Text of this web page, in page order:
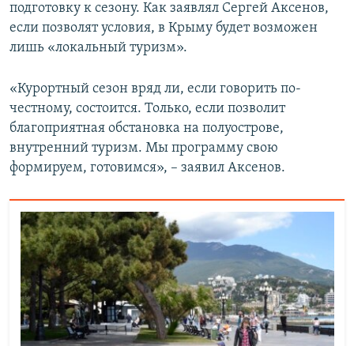
подготовку к сезону. Как заявлял Сергей Аксенов,
если позволят условия, в Крыму будет возможен
лишь «локальный туризм».
«Курортный сезон вряд ли, если говорить по-
честному, состоится. Только, если позволит
благоприятная обстановка на полуострове,
внутренний туризм. Мы программу свою
формируем, готовимся», – заявил Аксенов.